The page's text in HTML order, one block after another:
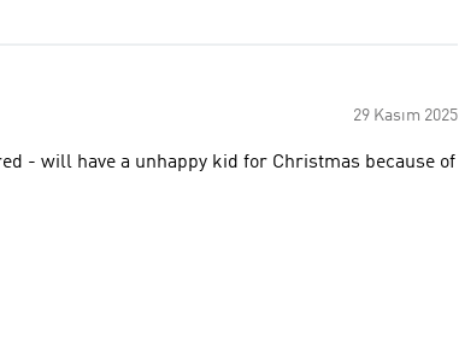
29 Kasım 2025
- will have a unhappy kid for Christmas because of